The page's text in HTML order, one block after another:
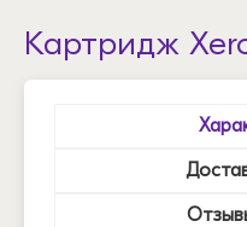
Картридж